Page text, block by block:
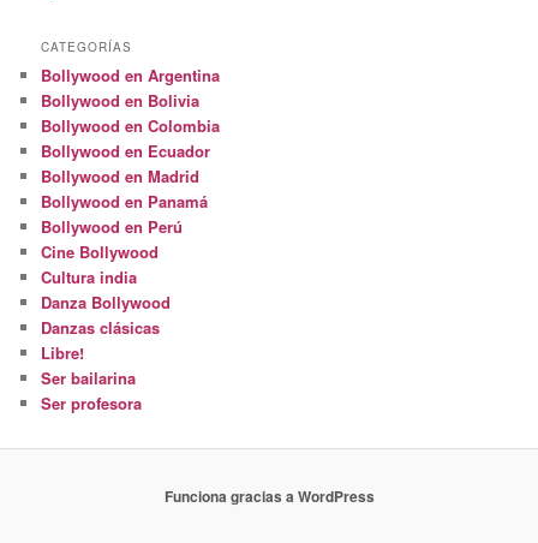
CATEGORÍAS
Bollywood en Argentina
Bollywood en Bolivia
Bollywood en Colombia
Bollywood en Ecuador
Bollywood en Madrid
Bollywood en Panamá
Bollywood en Perú
Cine Bollywood
Cultura india
Danza Bollywood
Danzas clásicas
Libre!
Ser bailarina
Ser profesora
Funciona gracias a WordPress